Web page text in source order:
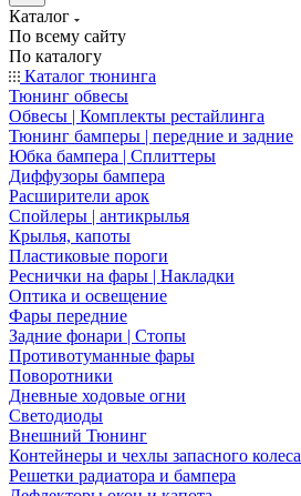
Каталог
По всему сайту
По каталогу
Каталог тюнинга
Тюнинг обвесы
Обвесы | Комплекты рестайлинга
Тюнинг бамперы | передние и задние
Юбка бампера | Сплиттеры
Диффузоры бампера
Расширители арок
Спойлеры | антикрылья
Крылья, капоты
Пластиковые пороги
Реснички на фары | Накладки
Оптика и освещение
Фары передние
Задние фонари | Стопы
Противотуманные фары
Поворотники
Дневные ходовые огни
Светодиоды
Внешний Тюнинг
Контейнеры и чехлы запасного колеса
Решетки радиатора и бампера